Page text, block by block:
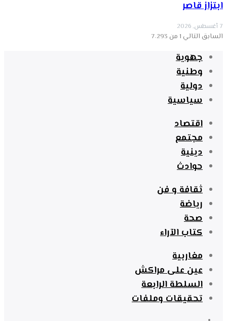
ابتزاز قاصر
7 أغسطس, 2026
السابق التالي 1 من 7٬293
جهوية
وطنية
دولية
سياسية
اقتصاد
مجتمع
دينية
حوادث
ثقافة و فن
رياضة
صحة
كتاب الآراء
مغاربية
عين على مراكش
السلطة الرابعة
تحقيقات وملفات